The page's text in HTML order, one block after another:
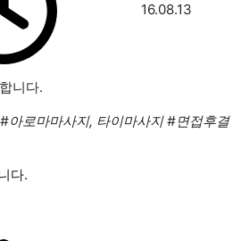
16.08.13
니다.
#아로마마사지, 타이마사지 #면접후결
다.